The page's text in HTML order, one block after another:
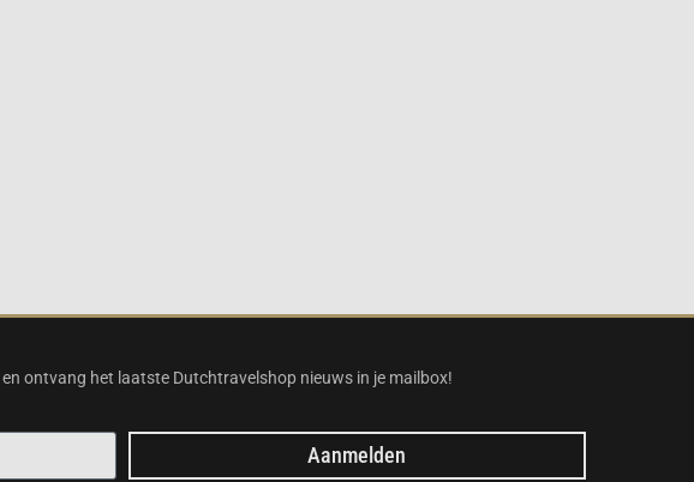
ontvang het laatste Dutchtravelshop nieuws in je mailbox!
Aanmelden